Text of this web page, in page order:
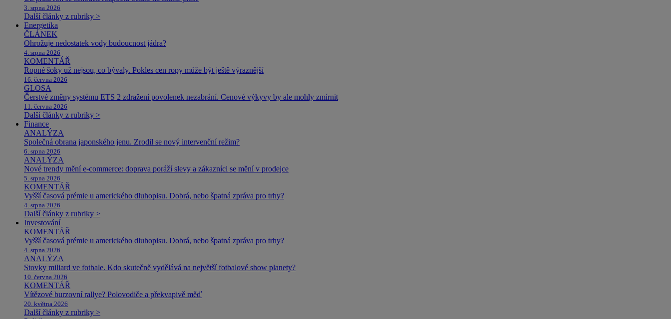
3. srpna 2026
Další články z rubriky >
Energetika
ČLÁNEK
Ohrožuje nedostatek vody budoucnost jádra?
4. srpna 2026
KOMENTÁŘ
Ropné šoky už nejsou, co bývaly. Pokles cen ropy může být ještě výraznější
16. června 2026
GLOSA
Čerstvé změny systému ETS 2 zdražení povolenek nezabrání. Cenové výkyvy by ale mohly zmírnit
11. června 2026
Další články z rubriky >
Finance
ANALÝZA
Společná obrana japonského jenu. Zrodil se nový intervenční režim?
6. srpna 2026
ANALÝZA
Nové trendy mění e-commerce: doprava poráží slevy a zákazníci se mění v prodejce
5. srpna 2026
KOMENTÁŘ
Vyšší časová prémie u amerického dluhopisu. Dobrá, nebo špatná zpráva pro trhy?
4. srpna 2026
Další články z rubriky >
Investování
KOMENTÁŘ
Vyšší časová prémie u amerického dluhopisu. Dobrá, nebo špatná zpráva pro trhy?
4. srpna 2026
ANALÝZA
Stovky miliard ve fotbale. Kdo skutečně vydělává na největší fotbalové show planety?
10. června 2026
KOMENTÁŘ
Vítězové burzovní rallye? Polovodiče a překvapivě měď
20. května 2026
Další články z rubriky >